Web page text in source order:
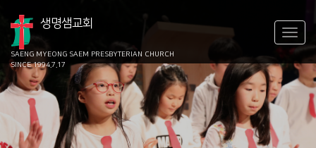
생명샘교회
SAENG MYEONG SAEM PRESBYTERIAN CHURCH
SINCE 1994.7.17